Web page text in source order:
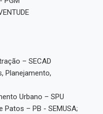
– SECAD
Planejamento,
Urbano – SPU
Patos – PB - SEMUSA;